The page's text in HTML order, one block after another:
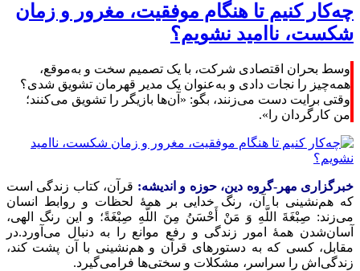
چه‌کار کنیم تا هنگام موفقیت، مغرور و زمان
شکست‌، ناامید نشویم؟
وسط بحران اقتصادی شرکت، با یک تصمیم سخت و به‌موقع،
همه‌چیز را نجات دادی و به‌عنوان یک مدیر قهرمان تشویق شدی؟
وقتی برایت دست می‌زنند، بگو: «آن‌ها بازیگر را تشویق می‌کنند؛
من کارگردان را».
خبرگزاری مهر-گروه دین، حوزه و اندیشه: قرآن، کتاب زندگی است
که هم‌نشینی با آن، رنگ خدایی بر همۀ لحظات و روابط انسان
می‌زند: صِبْغَةَ اللَّهِ وَ مَنْ أَحْسَنُ مِنَ اللَّهِ صِبْغَةً؛ و این رنگ الهی،
آسان‌شدن همۀ امور زندگی و رفع موانع را به دنبال می‌آورد.در
مقابل، کسی که به دستورهای قرآن و هم‌نشینی با آن پشت کند،
زندگی‌اش را سراسر، مشکلات و سختی‌ها فرامی‌گیرد.